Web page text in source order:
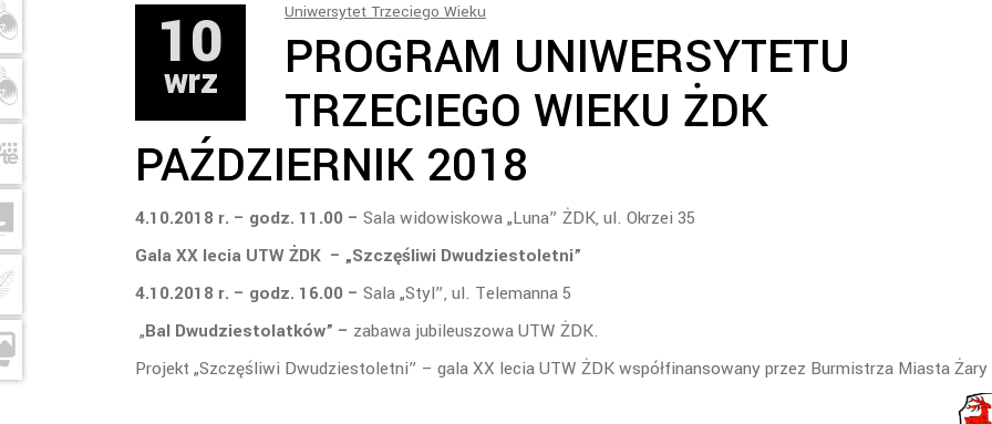
10
wrz
Uniwersytet Trzeciego Wieku
PROGRAM UNIWERSYTETU
TRZECIEGO WIEKU ŻDK
PAŹDZIERNIK 2018
4.10.2018 r. – godz. 11.00 – Sala widowiskowa „Luna” ŻDK, ul. Okrzei 35
Gala XX lecia UTW ŻDK – „Szczęśliwi Dwudziestoletni”
4.10.2018 r. – godz. 16.00 – Sala „Styl”, ul. Telemanna 5
„Bal Dwudziestolatków” – zabawa jubileuszowa UTW ŻDK.
Projekt „Szczęśliwi Dwudziestoletni” – gala XX lecia UTW ŻDKwspółfinansowany przez Burmistrza Miasta Żary